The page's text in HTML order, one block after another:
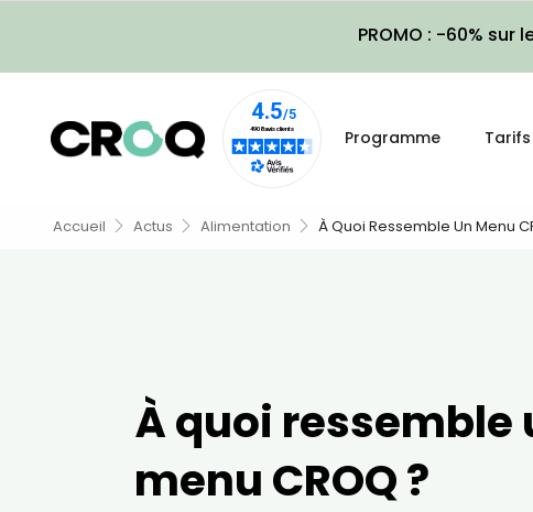
PROMO : -60% sur
Programme Tarifs
Accueil Actus Alimentation À Quoi Ressemble Un Menu
À quoi ressemble
menu CROQ ?